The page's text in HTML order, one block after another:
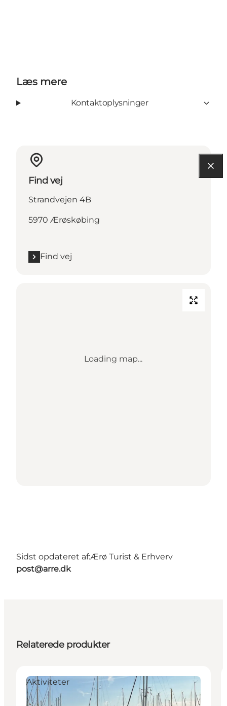
Læs mere
Kontaktoplysninger
Find vej
Strandvejen 4B
5970 Ærøskøbing
Find vej
Loading map...
Sidst opdateret af:Ærø Turist & Erhverv
post@arre.dk
Relaterede produkter
Aktiviteter